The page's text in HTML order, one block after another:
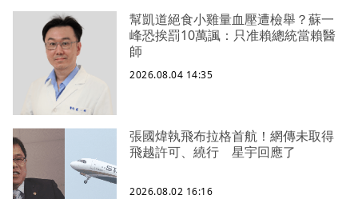
幫凱道絕食小雞量血壓遭檢舉？蘇一
峰恐挨罰10萬諷：只准賴總統當賴醫
師
2026.08.04 14:35
張國煒執飛布拉格首航！網傳未取得
飛越許可、繞行 星宇回應了
2026.08.02 16:16